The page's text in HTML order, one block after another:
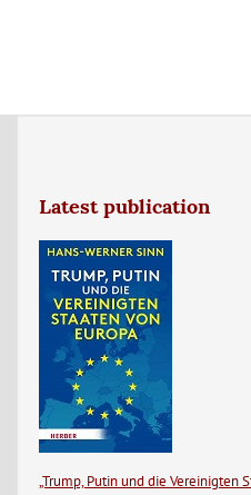
Latest publication
„Trump, Putin und die Vereinigten